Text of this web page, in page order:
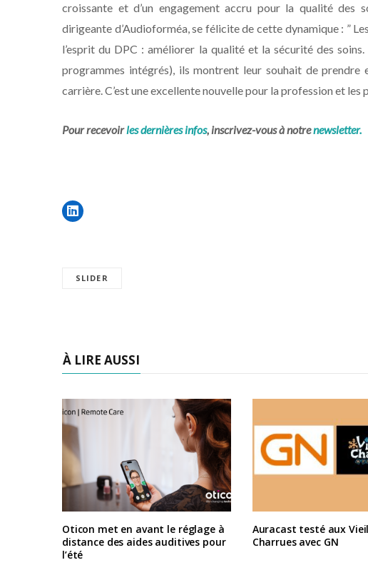
croissante et d’un engagement accru pour la qualité des
dirigeante d’Audioforméa, se félicite de cette dynamique : ”
l’esprit du DPC : améliorer la qualité et la sécurité des
programmes intégrés), ils montrent leur souhait de
carrière. C’est une excellente nouvelle pour la profession et les
Pour recevoirles dernières infos, inscrivez-vous à notrenewsletter.
SLIDER
À LIRE AUSSI
Oticon met en avant le réglage à
distance des aides auditives pour
l’été
Auracast testé aux
Charrues avec GN